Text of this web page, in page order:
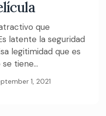
que
latente la seguridad
legitimidad que es
tiene...
1, 2021